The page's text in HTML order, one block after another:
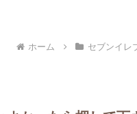
ホーム セブンイレ